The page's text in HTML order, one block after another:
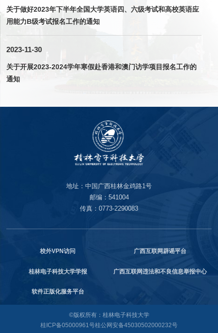
关于做好2023年下半年全国大学英语四、六级考试和高校英语应
用能力B级考试报名工作的通知
2023-11-30
关于开展2023-2024学年寒假赴香港和澳门访学项目报名工作的
通知
地址：中国广西桂林金鸡路1号
邮编：541004
传真：0773-2290083
校外VPN访问 广西互联网辟谣平台
桂林电子科技大学学报 广西互联网违法和不良信息举报中心
软件正版化服务平台
©版权所有：桂林电子科技大学
桂ICP备05000961号桂公网安备45030502000232号